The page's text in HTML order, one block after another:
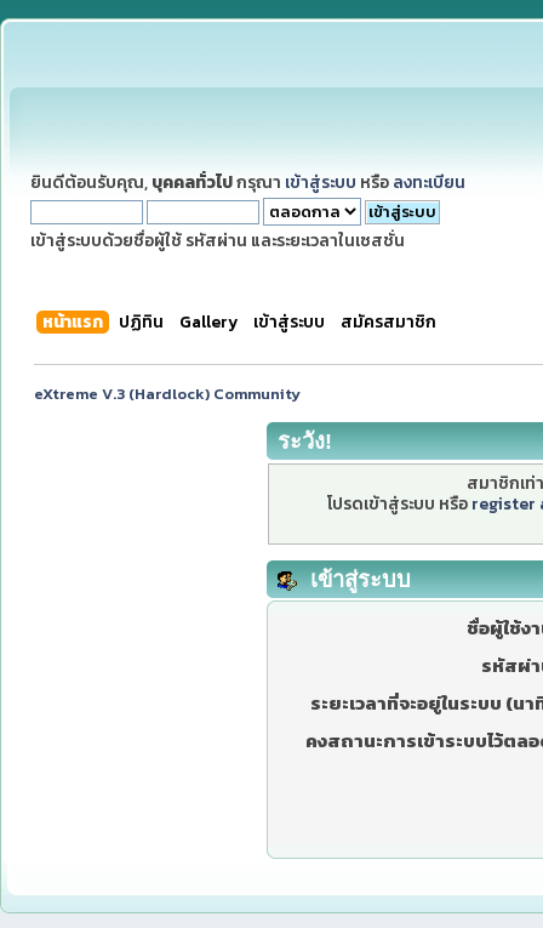
ยินดีต้อนรับคุณ, บุคคลทั่วไปกรุณา เข้าสู่ระบบ หรือ ลงทะเบียน
เข้าสู่ระบบด้วยชื่อผู้ใช้ รหัสผ่าน และระยะเวลาในเซสชั่น
หน้าแรก ปฏิทิน Gallery เข้าสู่ระบบ สมัครสมาชิก
eXtreme V.3 (Hardlock) Community
ระวัง!
สมาชิกเท่
โปรดเข้าสู่ระบบ หรือ register
เข้าสู่ระบบ
ชื่อผู้ใช้ง
รหัสผ่
ระยะเวลาที่จะอยู่ในระบบ (นา
คงสถานะการเข้าระบบไว้ตล